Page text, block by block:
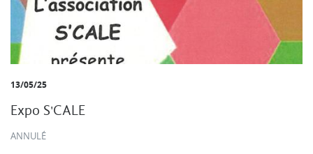
13/05/25
Expo S'CALE
ANNULÉ